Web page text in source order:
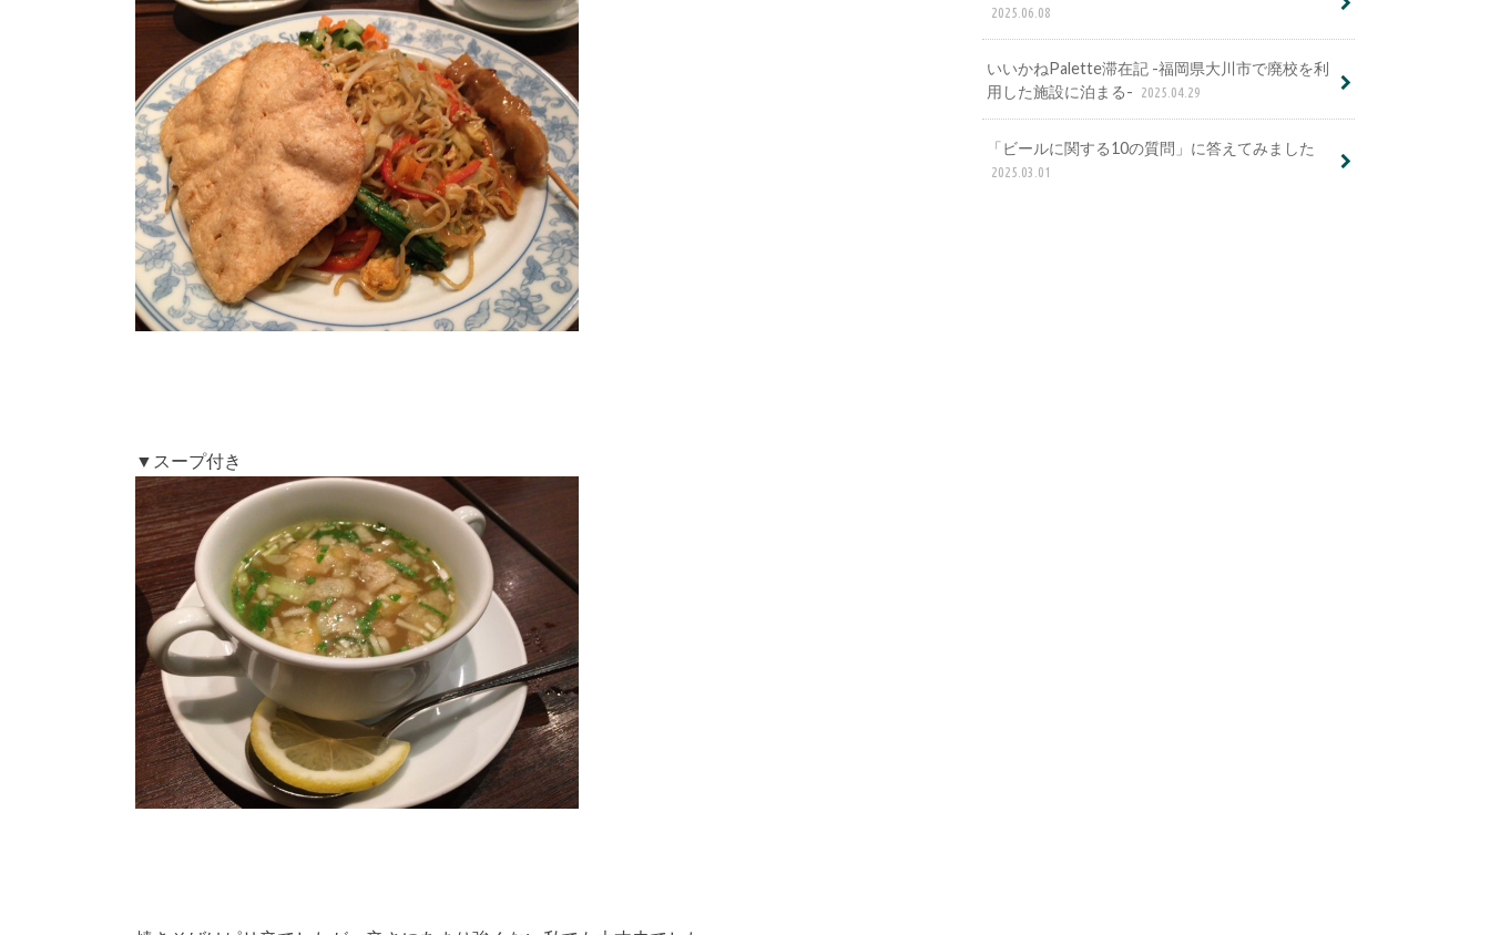
▼スープ付き
2025.06.08
いいかねPalette滞在記 -福岡県大川市で廃校を利
用した施設に泊まる-
2025.04.29
「ビールに関する10の質問」に答えてみました
2025.03.01